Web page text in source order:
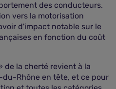
des conducteurs.
vers la motorisation
d'impact notable sur le
en fonction du coût
de la cherté revient à la
du-Rhône en tête, et ce pour